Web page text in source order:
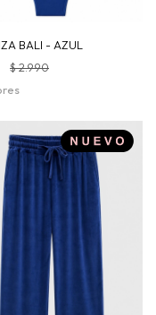
BALI - AZUL
$2.990